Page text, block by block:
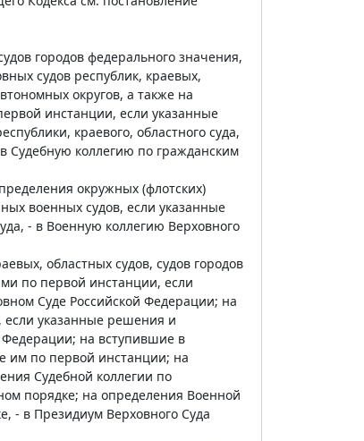
городов федерального значения,
судов республик, краевых,
округов, а также на
инстанции, если указанные
краевого, областного суда,
Судебную коллегию по гражданским
окружных (флотских)
военных судов, если указанные
- в Военную коллегию Верховного
областных судов, судов городов
по первой инстанции, если
Суде Российской Федерации; на
если указанные решения и
на вступившие в
им по первой инстанции; на
Судебной коллегии по
порядке; на определения Военной
- в Президиум Верховного Суда